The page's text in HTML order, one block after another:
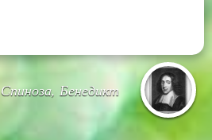
Спиноза, Бенедикт